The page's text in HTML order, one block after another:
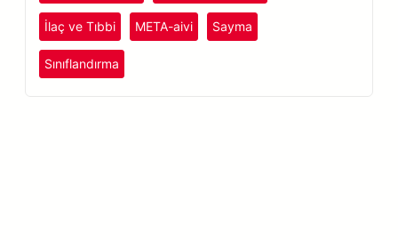
İlaç ve Tıbbi META-aivi Sayma
Sınıflandırma